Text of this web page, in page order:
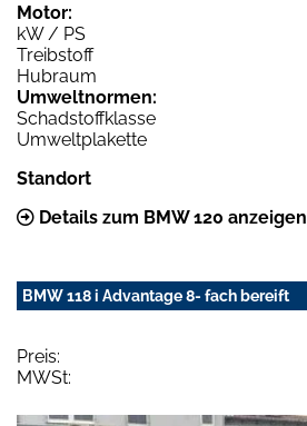
Motor:
kW / PS
Treibstoff
Hubraum
Umweltnormen:
Schadstoffklasse
Umweltplakette
Standort
Details zum BMW 120 anzeigen
BMW 118 i Advantage 8- fach bereift
Preis:
MWSt: